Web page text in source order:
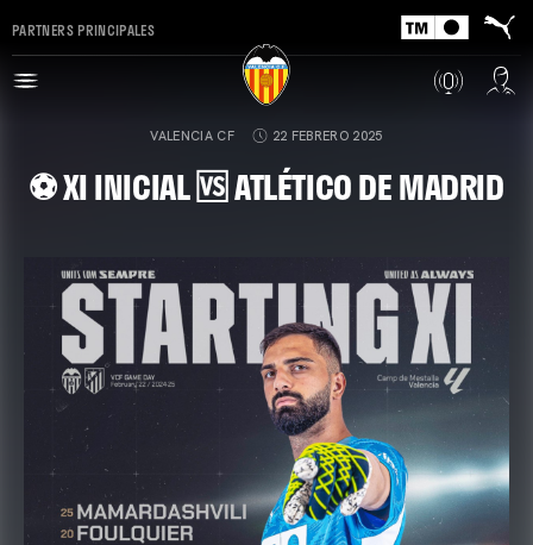
PARTNERS PRINCIPALES
VALENCIA CF 22 FEBRERO 2025
⚽ XI INICIAL 🆚 ATLÉTICO DE MADRID